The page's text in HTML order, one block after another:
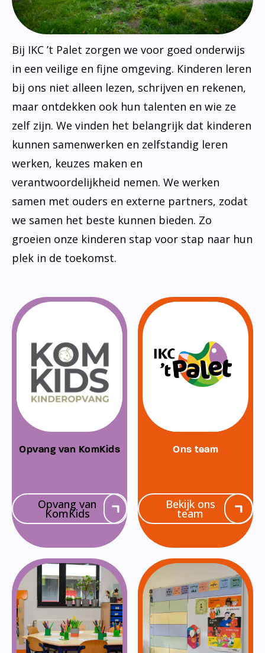
Bij IKC ’t Palet zorgen we voor goed onderwijs
in een veilige en fijne omgeving. Kinderen leren
bij ons niet alleen lezen, schrijven en rekenen,
maar ontdekken ook hun talenten en wie ze
zelf zijn. We vinden het belangrijk dat kinderen
kunnen samenwerken en zelfstandig leren
werken, keuzes maken en
verantwoordelijkheid nemen. We werken
samen met ouders en externe partners, zodat
we samen het beste kunnen bieden. Zo
groeien onze kinderen stap voor stap naar hun
plek in de toekomst.
Opvang van KomKids
Opvang van
KomKids
Ons team
Bekijk ons
team